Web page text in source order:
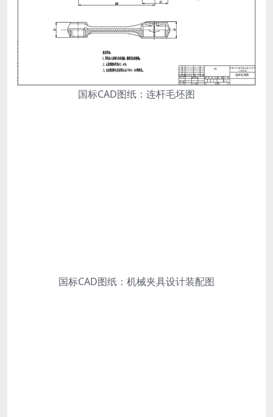
国标CAD图纸：连杆毛坯图
国标CAD图纸：机械夹具设计装配图